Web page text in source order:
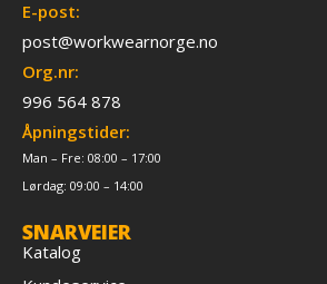
E-post:
post@workwearnorge.no
Org.nr:
996 564 878
Åpningstider:
Man – Fre: 08:00 – 17:00
Lørdag: 09:00 – 14:00
SNARVEIER
Katalog